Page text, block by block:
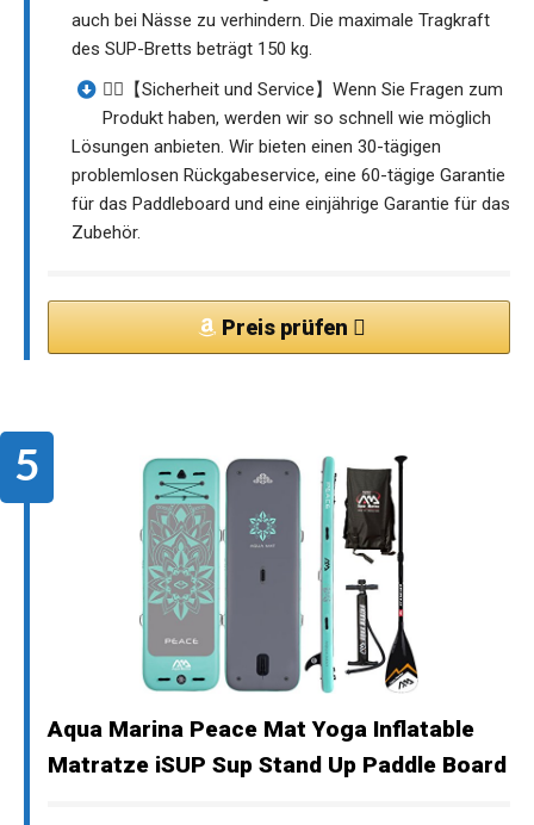
auch bei Nässe zu verhindern. Die maximale Tragkraft
des SUP-Bretts beträgt 150 kg.
🏄‍♂️【Sicherheit und Service】Wenn Sie Fragen zum
Produkt haben, werden wir so schnell wie möglich
Lösungen anbieten. Wir bieten einen 30-tägigen
problemlosen Rückgabeservice, eine 60-tägige Garantie
für das Paddleboard und eine einjährige Garantie für das
Zubehör.
Preis prüfen
Aqua Marina Peace Mat Yoga Inflatable
Matratze iSUP Sup Stand Up Paddle Board